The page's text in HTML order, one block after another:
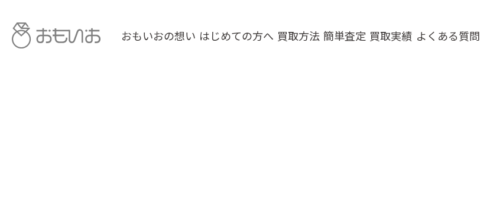
おもいおの想い はじめての方へ 買取方法 簡単査定 買取実績 よくある質問